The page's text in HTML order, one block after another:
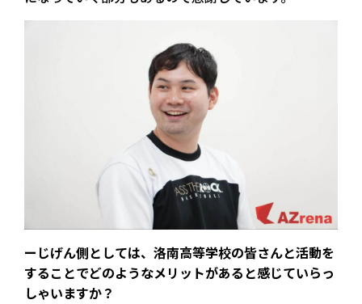
ーじげん側としては、洛南高等学校の皆さんと活動を
することでどのようなメリットがあると感じていらっ
しゃいますか？